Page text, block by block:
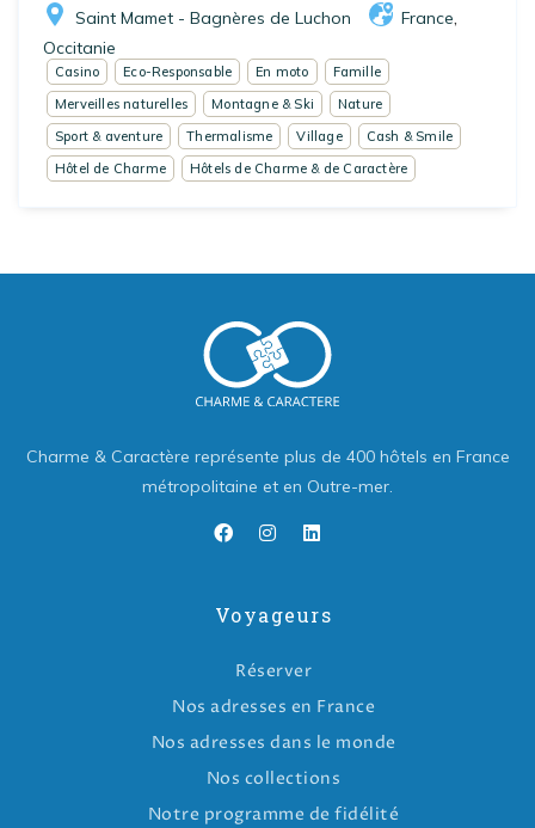
Saint Mamet - Bagnères de Luchon France
Occitanie
Casino Eco-Responsable En moto
Famille
Merveilles naturelles
Montagne & Ski
Nature
Sport & aventure
Thermalisme Village
Cash & Smile
Hôtel de Charme
Hôtels de Charme & de Caractère
Charme & Caractère représente plus de 400 hôtels en France
métropolitaine et en Outre-mer.
Voyageurs
Réserver
Nos adresses en France
Nos adresses dans le monde
Nos collections
Notre programme de fidélité